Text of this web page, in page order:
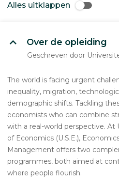
Alles uitklappen
Over de opleiding
Geschreven door
The world is facing urgent
inequality, migration,
demographic shifts. Tackling
economists who can combine
with a real-world perspective. At
of Economics (U.S.E.),
Management offers two
programmes, both aimed at
where people flourish.